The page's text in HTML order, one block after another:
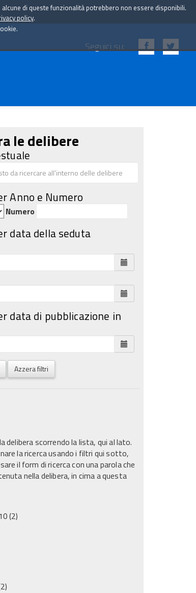
Seguici su:
le delibere
Anno e Numero
Numero
data della seduta
data di pubblicazione in
Azzera filtri
delibera scorrendo la lista, qui al lato.
la ricerca usando i filtri qui sotto,
il form di ricerca con una parola che
nella delibera, in cima a questa
(2)
di queste funzionalità potrebbero non essere disponibili.
policy.